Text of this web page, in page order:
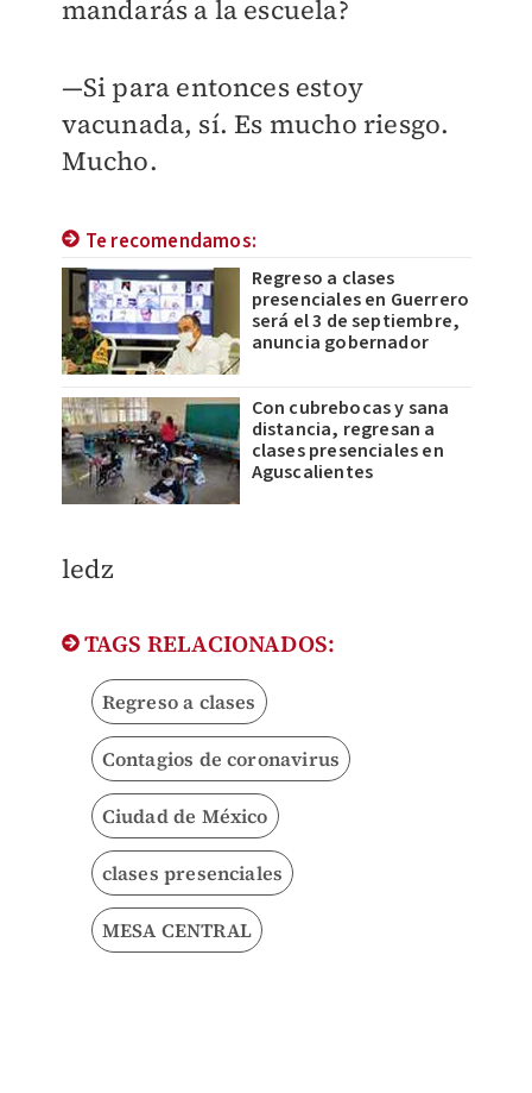
mandarás a la escuela?
—Si para entonces estoy
vacunada, sí. Es mucho riesgo.
Mucho.
Te recomendamos:
Regreso a clases
presenciales en Guerrero
será el 3 de septiembre,
anuncia gobernador
Con cubrebocas y sana
distancia, regresan a
clases presenciales en
Aguscalientes
ledz
TAGS RELACIONADOS:
Regreso a clases
Contagios de coronavirus
Ciudad de México
clases presenciales
MESA CENTRAL